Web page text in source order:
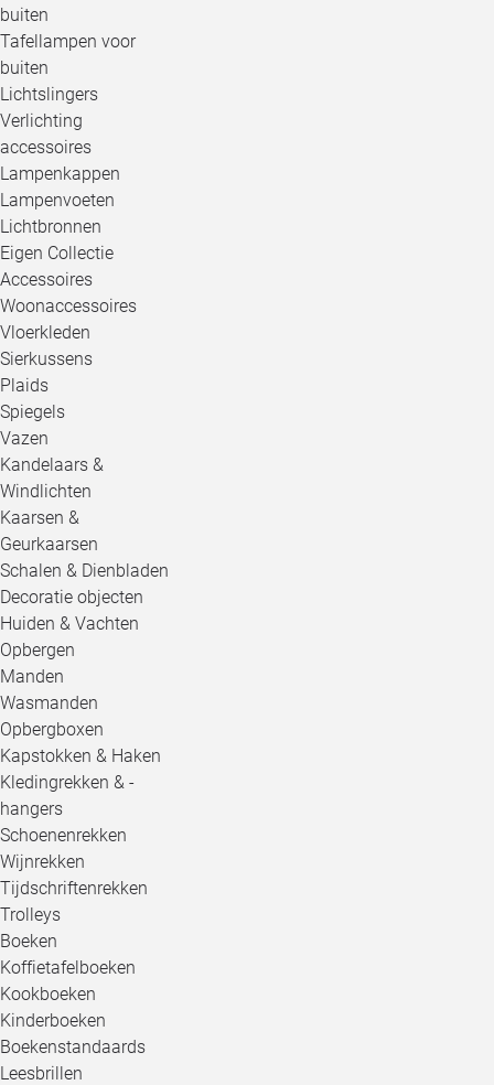
buiten
Tafellampen voor
buiten
Lichtslingers
Verlichting
accessoires
Lampenkappen
Lampenvoeten
Lichtbronnen
Eigen Collectie
Accessoires
Woonaccessoires
Vloerkleden
Sierkussens
Plaids
Spiegels
Vazen
Kandelaars &
Windlichten
Kaarsen &
Geurkaarsen
Schalen & Dienbladen
Decoratie objecten
Huiden & Vachten
Opbergen
Manden
Wasmanden
Opbergboxen
Kapstokken & Haken
Kledingrekken & -
hangers
Schoenenrekken
Wijnrekken
Tijdschriftenrekken
Trolleys
Boeken
Koffietafelboeken
Kookboeken
Kinderboeken
Boekenstandaards
Leesbrillen